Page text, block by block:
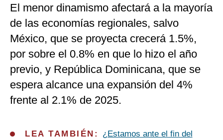
El menor dinamismo afectará a la mayoría
de las economías regionales, salvo
México, que se proyecta crecerá 1.5%,
por sobre el 0.8% en que lo hizo el año
previo, y República Dominicana, que se
espera alcance una expansión del 4%
frente al 2.1% de 2025.
LEA TAMBIÉN: ¿Estamos ante el fin del